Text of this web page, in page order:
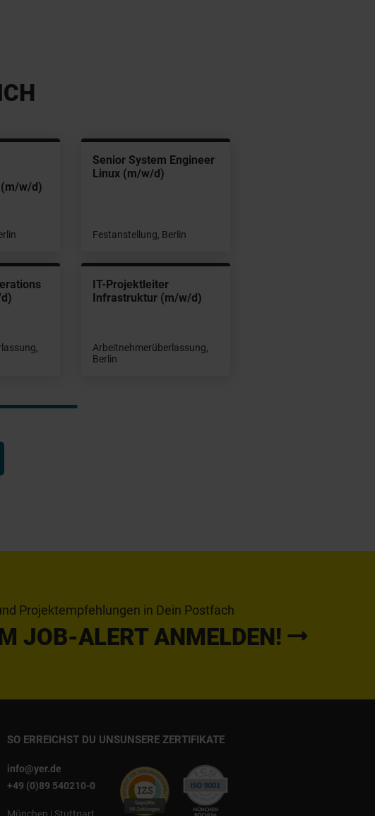
w/d)
Senior System Engineer
Linux (m/w/d)
Festanstellung, Berlin
IT-Projektleiter
Infrastruktur (m/w/d)
Arbeitnehmerüberlassung,
Berlin
Projektempfehlungen in Dein Postfach
JOB-ALERT ANMELDEN!
SO ERREICHST DU UNS
info@yer.de
+49 (0)89 540210-0
UNSERE ZERTIFIKATE